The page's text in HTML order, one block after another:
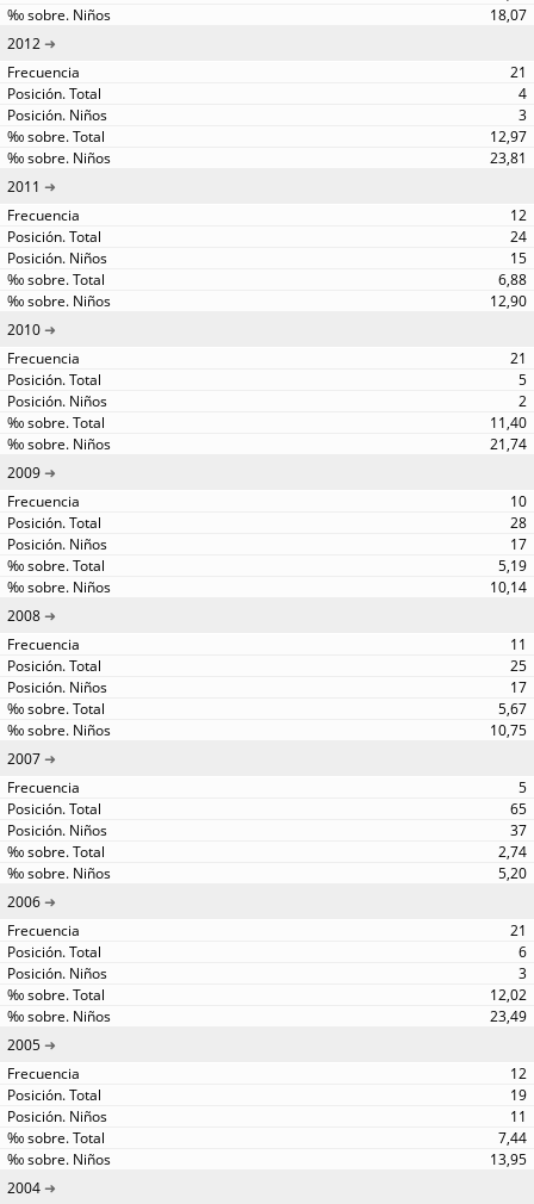
18,07
2012
21
4
3
12,97
23,81
2011
12
24
15
6,88
12,90
2010
21
5
2
11,40
21,74
2009
10
28
17
5,19
10,14
2008
11
25
17
5,67
10,75
2007
5
65
37
2,74
5,20
2006
21
6
3
12,02
23,49
2005
12
19
11
7,44
13,95
2004